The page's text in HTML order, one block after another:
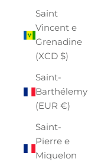
Saint
Vincent e
Grenadine
(XCD $)
Saint-
Barthélemy
(EUR €)
Saint-
Pierre e
Miquelon